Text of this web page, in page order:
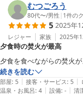
何よりスタッフの皆さん
象なのが満足度をさらに
ベンガル猫ちゃんとの触
会えて子供の頃を思い出す
お部屋や設備、そして非
泊となりました。おすす
むつごろう
80代〜/男性 | 1件の
5 2025年
レジャー 家族 2025年
夕食時の焚火が最高
夕食を食べながらの焚火が
続きを読む
部屋: 5 | 接客・サービス: 5 |
温泉・お風呂: 4 | 設備: - | 清